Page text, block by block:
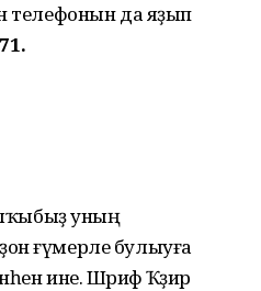
телефонын да яҙып
уның
ғүмерле булыуға
ине. Шәрифә Ҡәҙир